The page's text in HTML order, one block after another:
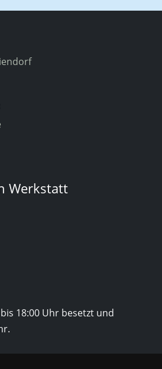
Werkstatt
18:00 Uhr besetzt und